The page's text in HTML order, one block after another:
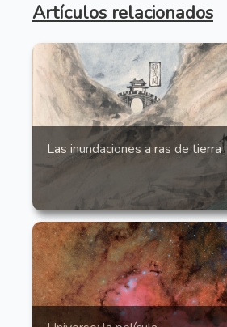
Artículos relacionados
Las inundaciones a ras de tierra